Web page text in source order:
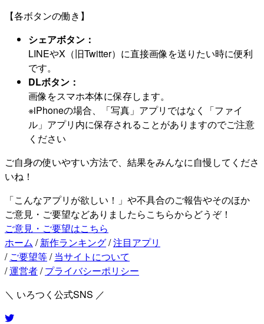
【各ボタンの働き】
シェアボタン：
LINEやX（旧Twitter）に直接画像を送りたい時に便利
です。
DLボタン：
画像をスマホ本体に保存します。
※iPhoneの場合、「写真」アプリではなく「ファイ
ル」アプリ内に保存されることがありますのでご注意
ください
ご自身の使いやすい方法で、結果をみんなに自慢してくださ
いね！
「こんなアプリが欲しい！」や不具合のご報告やそのほか
ご意見・ご要望などありましたらこちらからどうぞ！
ご意見・ご要望はこちら
ホーム / 新作ランキング/注目アプリ
/ ご要望等/ 当サイトについて
/運営者/ プライバシーポリシー
＼ いろつく公式SNS ／